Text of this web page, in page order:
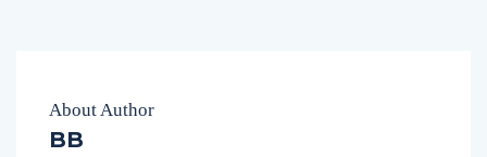
About Author
BB